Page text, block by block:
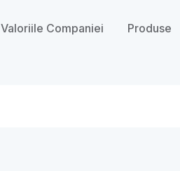
Valoriile Companiei Produse